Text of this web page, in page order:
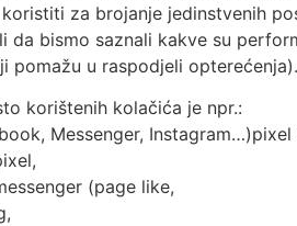
za brojanje jedinstvenih
da bismo saznali kakve su
pomažu u raspodjeli
korištenih kolačića je npr.:
Messenger,
(page like,